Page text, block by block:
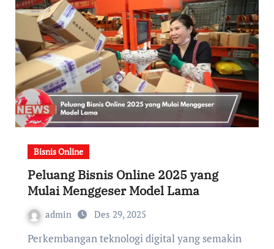
Bisnis Online
Peluang Bisnis Online 2025 yang
Mulai Menggeser Model Lama
admin Des 29, 2025
Perkembangan teknologi digital yang semakin